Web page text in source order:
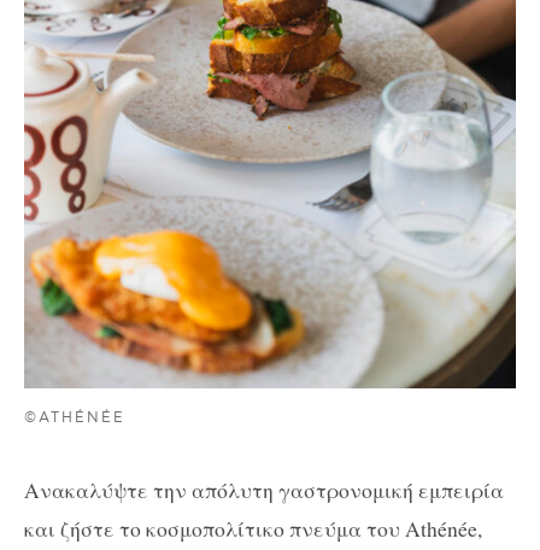
©ATHÉNÉE
Ανακαλύψτε την απόλυτη γαστρονομική εμπειρία
και ζήστε το κοσμοπολίτικο πνεύμα του Athénée,